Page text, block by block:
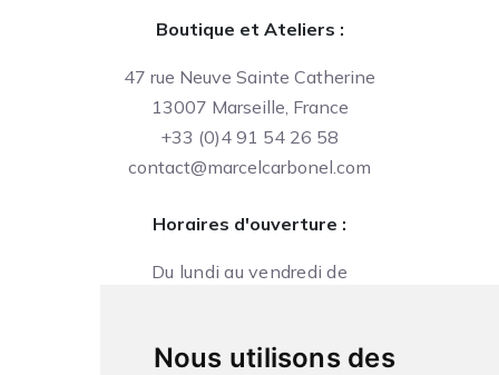
Nous utilisons des
Boutique et Ateliers :
47 rue Neuve Sainte Catherine
13007 Marseille, France
+33 (0)4 91 54 26 58
contact@marcelcarbonel.com
Horaires d'ouverture :
Du lundi au vendredi de
10h à 13h et de 14h à 18h